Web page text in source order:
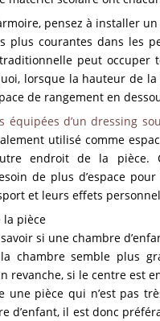
pensez à installer
plus courantes dans les
peut occuper
lorsque la hauteur de
de rangement en
équipées d’un dressing
utilisé comme
endroit de la pièce.
de plus d’espace
et leurs effets
la pièce
si une chambre
chambre semble plus
revanche, si le centre est
une pièce qui n’est pas
d’enfant, il est donc